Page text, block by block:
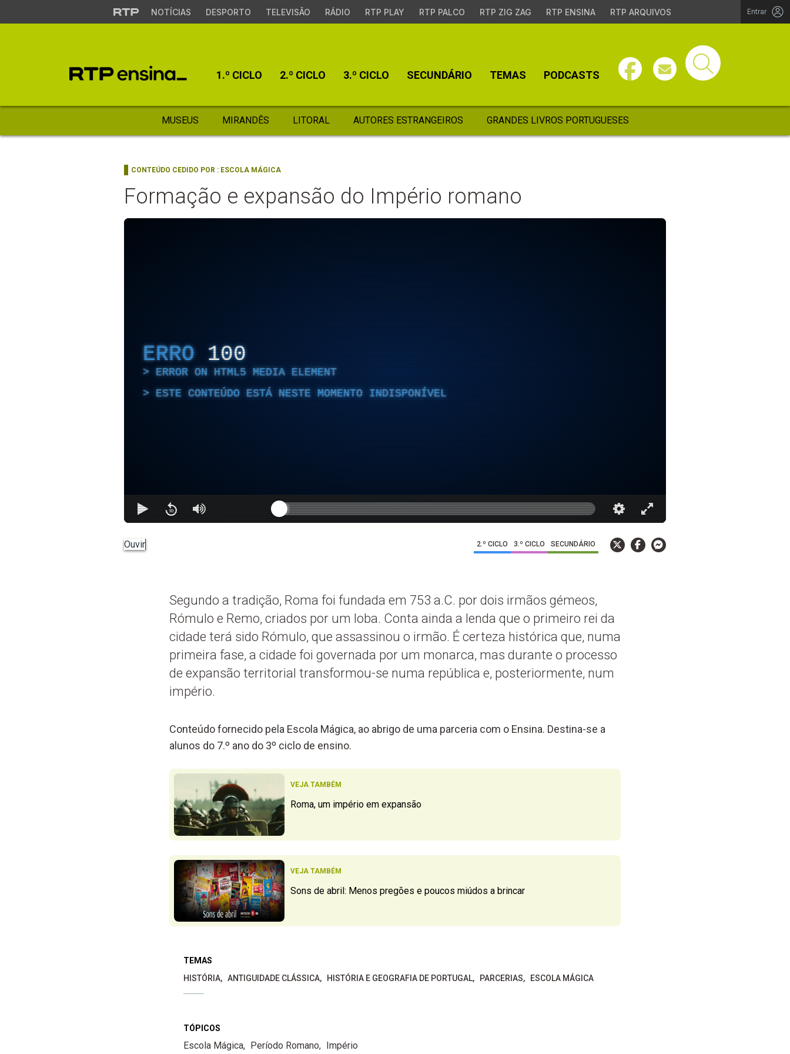
NOTÍCIAS DESPORTO TELEVISÃO RÁDIO RTP PLAY RTP PALCO RTP ZIG ZAG RTP ENSINA RTP ARQUIVOS Entrar
1.º CICLO 2.º CICLO 3.º CICLO SECUNDÁRIO TEMAS PODCASTS
MUSEUS MIRANDÊS LITORAL AUTORES ESTRANGEIROS GRANDES LIVROS PORTUGUESES
CONTEÚDO CEDIDO POR : ESCOLA MÁGICA
Formação e expansão do Império romano
ERRO 100
ERROR ON HTML5 MEDIA ELEMENT
ESTE CONTEÚDO ESTÁ NESTE MOMENTO INDISPONÍVEL
Ouvir 2.º CICLO 3.º CICLO SECUNDÁRIO
Segundo a tradição, Roma foi fundada em 753 a.C. por dois irmãos gémeos,
Rómulo e Remo, criados por um loba. Conta ainda a lenda que o primeiro rei da
cidade terá sido Rómulo, que assassinou o irmão. É certeza histórica que, numa
primeira fase, a cidade foi governada por um monarca, mas durante o processo
de expansão territorial transformou-se numa república e, posteriormente, num
império.
Conteúdo fornecido pela Escola Mágica, ao abrigo de uma parceria com o Ensina. Destina-se a
alunos do 7.º ano do 3º ciclo de ensino.
VEJA TAMBÉM
Roma, um império em expansão
VEJA TAMBÉM
Sons de abril: Menos pregões e poucos miúdos a brincar
TEMAS
HISTÓRIA
ANTIGUIDADE CLÁSSICA HISTÓRIA E GEOGRAFIA DE PORTUGAL PARCERIAS ESCOLA MÁGICA
TÓPICOS
Escola Mágica Período Romano Império